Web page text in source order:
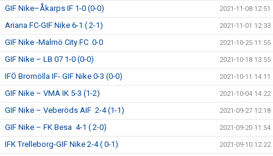
GIF Nike–Åkarps IF 1-0 (0-0) 2021-11-08 12:51
Ariana FC-GIF Nike 6-1 ( 2-1) 2021-11-01 12:33
GIF Nike -Malmö City FC 0-0 2021-10-25 11:55
GIF Nike – LB 07 1-0 (0-0) 2021-10-18 13:55
IFÖ Bromölla IF- GIF Nike 0-3 (0-0) 2021-10-11 14:11
GIF Nike – VMA IK 5-3 (1-2) 2021-10-04 14:22
GIF Nike – Veberöds AIF 2-4 (1-1) 2021-09-27 12:18
GIF Nike – FK Besa 4-1 ( 2-0) 2021-09-20 11:54
IFK Trelleborg-GIF Nike 2-4 ( 0-1) 2021-09-10 12:22